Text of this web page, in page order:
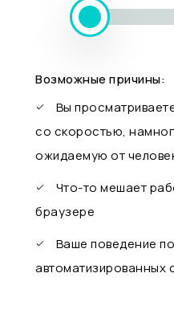
Возможные причины:
Вы
со скоростью,
ожидаемую от
Что-то мешает
браузере
Ваше поведение
автоматизированных